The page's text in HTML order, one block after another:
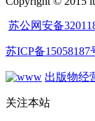
苏公网安备
苏ICP备15058187
出版物经
关注本站